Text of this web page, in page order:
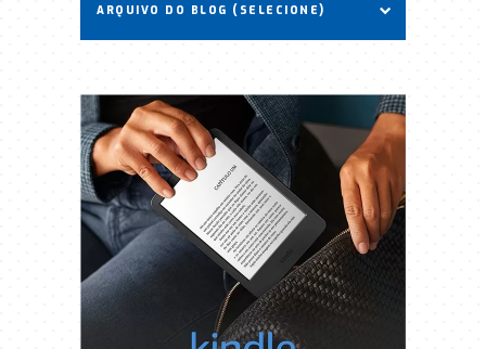
ARQUIVO DO BLOG (SELECIONE)